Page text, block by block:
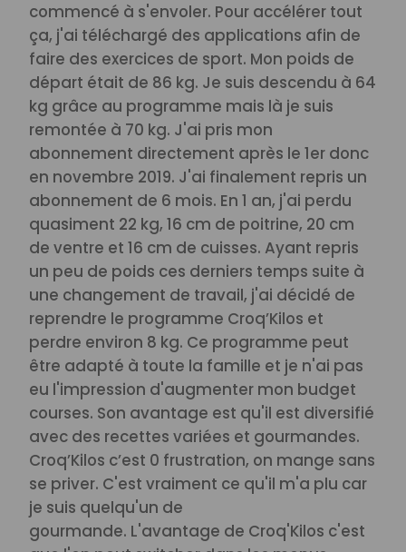
commencé à s'envoler. Pour accélérer tout
ça, j'ai téléchargé des applications afin de
faire des exercices de sport. Mon poids de
départ était de 86 kg. Je suis descendu à 64
kg grâce au programme mais là je suis
remontée à 70 kg. J'ai pris mon
abonnement directement après le 1er donc
en novembre 2019. J'ai finalement repris un
abonnement de 6 mois. En 1 an, j'ai perdu
quasiment 22 kg, 16 cm de poitrine, 20 cm
de ventre et 16 cm de cuisses. Ayant repris
un peu de poids ces derniers temps suite à
une changement de travail, j'ai décidé de
reprendre le programme Croq’Kilos et
perdre environ 8 kg. Ce programme peut
être adapté à toute la famille et je n'ai pas
eu l'impression d'augmenter mon budget
courses. Son avantage est qu'il est diversifié
avec des recettes variées et gourmandes.
Croq’Kilos c’est 0 frustration, on mange sans
se priver. C'est vraiment ce qu'il m'a plu car
je suis quelqu'un de
gourmande. L'avantage de Croq'Kilos c'est